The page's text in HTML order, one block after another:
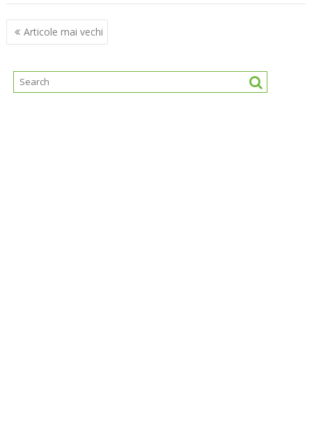
Navigare
în
Articole mai vechi